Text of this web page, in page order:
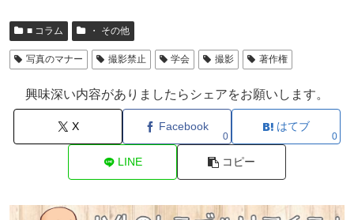
■ コラム ・ その他
写真のマナー 撮影禁止 学会 撮影 著作権
興味深い内容がありましたらシェアをお願いします。
X Facebook
0
はてブ
0
LINE コピー